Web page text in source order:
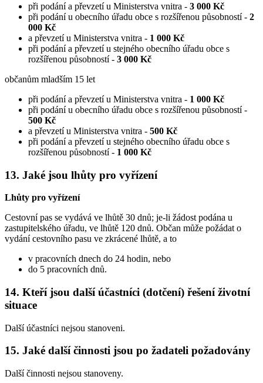
při podání a převzetí u Ministerstva vnitra - 3 000 Kč
při podání u obecního úřadu obce s rozšířenou působností - 2
000 Kč
a převzetí u Ministerstva vnitra - 1 000 Kč
při podání a převzetí u stejného obecního úřadu obce s
rozšířenou působností - 3 000 Kč
občanům mladším 15 let
při podání a převzetí u Ministerstva vnitra - 1 000 Kč
při podání u obecního úřadu obce s rozšířenou působností -
500 Kč
a převzetí u Ministerstva vnitra - 500 Kč
při podání a převzetí u stejného obecního úřadu obce s
rozšířenou působností - 1 000 Kč
13. Jaké jsou lhůty pro vyřízení
Lhůty pro vyřízení
Cestovní pas se vydává ve lhůtě 30 dnů; je-li žádost podána u
zastupitelského úřadu, ve lhůtě 120 dnů. Občan může požádat o
vydání cestovního pasu ve zkrácené lhůtě, a to
v pracovních dnech do 24 hodin, nebo
do 5 pracovních dnů.
14. Kteří jsou další účastníci (dotčení) řešení životní
situace
Další účastníci nejsou stanoveni.
15. Jaké další činnosti jsou po žadateli požadovány
Další činnosti nejsou stanoveny.